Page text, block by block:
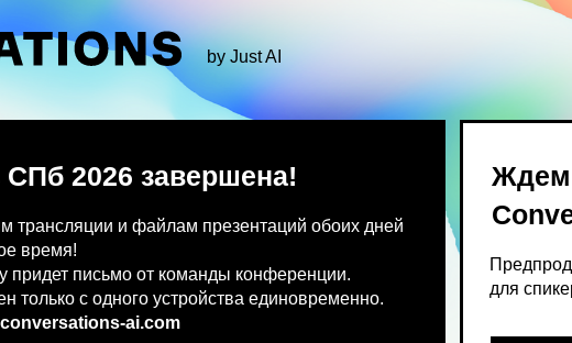
by Just AI
и файлам презентаций обоих дней
письмо от команды конференции.
с одного устройства единовременно.
ai.co
Предпродажа билетов
для спикеров откроются
Ждем вас 2
ПОДПИСАТЬСЯ НА